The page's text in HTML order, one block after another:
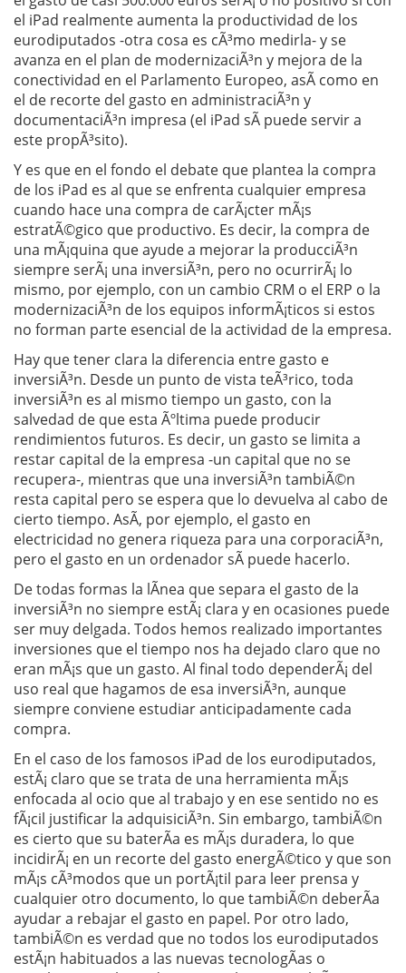
el iPad realmente aumenta la productividad de los
eurodiputados -otra cosa es cÃ³mo medirla- y se
avanza en el plan de modernizaciÃ³n y mejora de la
conectividad en el Parlamento Europeo, asÃ­ como en
el de recorte del gasto en administraciÃ³n y
documentaciÃ³n impresa (el iPad sÃ­ puede servir a
este propÃ³sito).
Y es que en el fondo el debate que plantea la compra
de los iPad es al que se enfrenta cualquier empresa
cuando hace una compra de carÃ¡cter mÃ¡s
estratÃ©gico que productivo. Es decir, la compra de
una mÃ¡quina que ayude a mejorar la producciÃ³n
siempre serÃ¡ una inversiÃ³n, pero no ocurrirÃ¡ lo
mismo, por ejemplo, con un cambio CRM o el ERP o la
modernizaciÃ³n de los equipos informÃ¡ticos si estos
no forman parte esencial de la actividad de la empresa.
Hay que tener clara la diferencia entre gasto e
inversiÃ³n. Desde un punto de vista teÃ³rico, toda
inversiÃ³n es al mismo tiempo un gasto, con la
salvedad de que esta Ãºltima puede producir
rendimientos futuros. Es decir, un gasto se limita a
restar capital de la empresa -un capital que no se
recupera-, mientras que una inversiÃ³n tambiÃ©n
resta capital pero se espera que lo devuelva al cabo de
cierto tiempo. AsÃ­, por ejemplo, el gasto en
electricidad no genera riqueza para una corporaciÃ³n,
pero el gasto en un ordenador sÃ­ puede hacerlo.
De todas formas la lÃ­nea que separa el gasto de la
inversiÃ³n no siempre estÃ¡ clara y en ocasiones puede
ser muy delgada. Todos hemos realizado importantes
inversiones que el tiempo nos ha dejado claro que no
eran mÃ¡s que un gasto. Al final todo dependerÃ¡ del
uso real que hagamos de esa inversiÃ³n, aunque
siempre conviene estudiar anticipadamente cada
compra.
En el caso de los famosos iPad de los eurodiputados,
estÃ¡ claro que se trata de una herramienta mÃ¡s
enfocada al ocio que al trabajo y en ese sentido no es
fÃ¡cil justificar la adquisiciÃ³n. Sin embargo, tambiÃ©n
es cierto que su baterÃ­a es mÃ¡s duradera, lo que
incidirÃ¡ en un recorte del gasto energÃ©tico y que son
mÃ¡s cÃ³modos que un portÃ¡til para leer prensa y
cualquier otro documento, lo que tambiÃ©n deberÃ­a
ayudar a rebajar el gasto en papel. Por otro lado,
tambiÃ©n es verdad que no todos los eurodiputados
estÃ¡n habituados a las nuevas tecnologÃ­as o